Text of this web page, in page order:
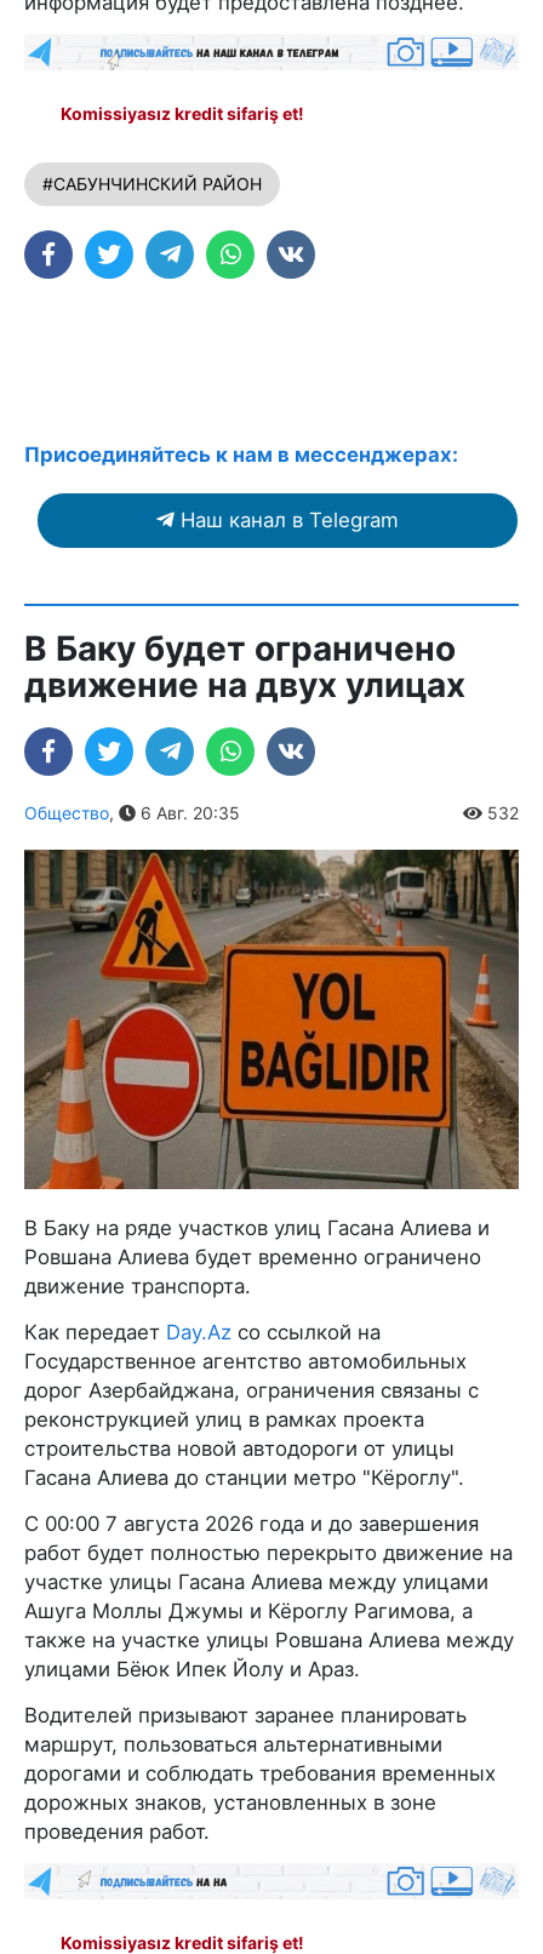
Komissiyasız kredit sifariş et!
#САБУНЧИНСКИЙ РАЙОН
Присоединяйтесь к нам в мессенджерах:
Наш канал в Telegram
В Баку будет ограничено
движение на двух улицах
Общество, 6 Авг. 20:35 532
В Баку на ряде участков улиц Гасана Алиева и
Ровшана Алиева будет временно ограничено
движение транспорта.
Как передает Day.Az со ссылкой на
Государственное агентство автомобильных
дорог Азербайджана, ограничения связаны с
реконструкцией улиц в рамках проекта
строительства новой автодороги от улицы
Гасана Алиева до станции метро "Кёроглу".
С 00:00 7 августа 2026 года и до завершения
работ будет полностью перекрыто движение на
участке улицы Гасана Алиева между улицами
Ашуга Моллы Джумы и Кёроглу Рагимова, а
также на участке улицы Ровшана Алиева между
улицами Бёюк Ипек Йолу и Араз.
Водителей призывают заранее планировать
маршрут, пользоваться альтернативными
дорогами и соблюдать требования временных
дорожных знаков, установленных в зоне
проведения работ.
Komissiyasız kredit sifariş et!